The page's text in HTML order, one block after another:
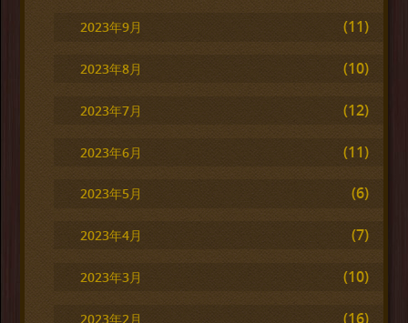
2023年9月 (11)
2023年8月 (10)
2023年7月 (12)
2023年6月 (11)
2023年5月 (6)
2023年4月 (7)
2023年3月 (10)
2023年2月 (16)